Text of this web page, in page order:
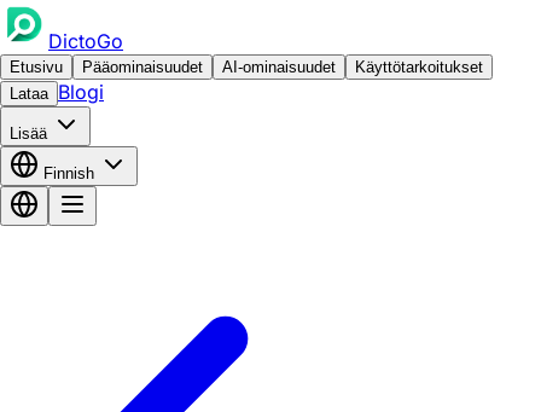
DictoGo
Etusivu Pääominaisuudet AI-ominaisuudet
Käyttötarkoitukset
Lataa Blogi
Lisää
Finnish